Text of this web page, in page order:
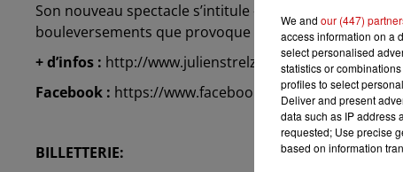
Son nouveau spectacle s’intitule « Ça passe trop vite !
bouleversements que provoque l’arrivée d’un
+ d’infos : http://www.julienstrelzyk.fr/
Facebook : https://www.facebook.com/julienstrelzyk
BILLETTERIE:
We and our (447)
access information on a
select personalised
statistics or
profiles to select
Deliver and present
data such as IP address
requested; Use precise
based on information